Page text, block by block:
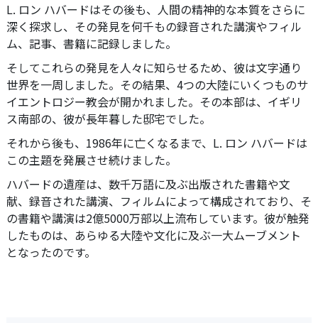
L. ロン ハバードはその後も、人間の精神的な本質をさらに
深く探求し、その発見を何千もの録音された講演やフィル
ム、記事、書籍に記録しました。
そしてこれらの発見を人々に知らせるため、彼は文字通り
世界を一周しました。その結果、4つの大陸にいくつものサ
イエントロジー教会が開かれました。その本部は、イギリ
ス南部の、彼が長年暮した邸宅でした。
それから後も、1986年に亡くなるまで、L. ロン ハバードは
この主題を発展させ続けました。
ハバードの遺産は、数千万語に及ぶ出版された書籍や文
献、録音された講演、フィルムによって構成されており、そ
の書籍や講演は2億5000万部以上流布しています。彼が触発
したものは、あらゆる大陸や文化に及ぶ一大ムーブメント
となったのです。